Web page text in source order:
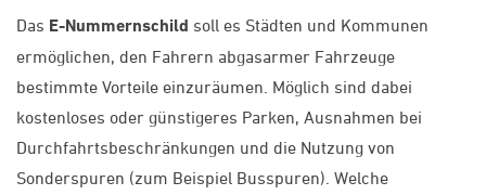
Das E-Nummernschild soll es Städten und Kommunen
ermöglichen, den Fahrern abgasarmer Fahrzeuge
bestimmte Vorteile einzuräumen. Möglich sind dabei
kostenloses oder günstigeres Parken, Ausnahmen bei
Durchfahrtsbeschränkungen und die Nutzung von
Sonderspuren (zum Beispiel Busspuren). Welche